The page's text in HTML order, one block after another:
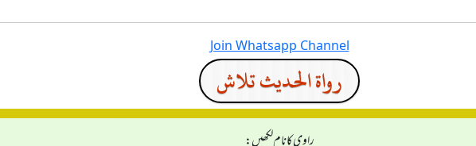
Join Whatsapp Channel
رواة الحديث تلاش
راوی کا نام لکھیں: